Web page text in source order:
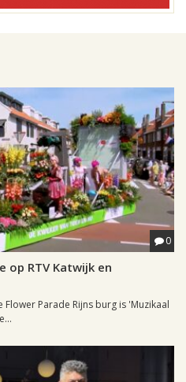
0
op RTV Katwijk en
Parade Rijns burg is 'Muzikaal